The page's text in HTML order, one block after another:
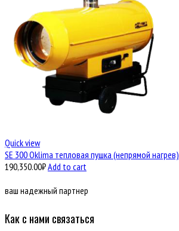
Quick view
SE 300 Oklima тепловая пушка (непрямой нагрев)
190,350.00₽Add to cart
ваш надежный партнер
Как с нами связаться